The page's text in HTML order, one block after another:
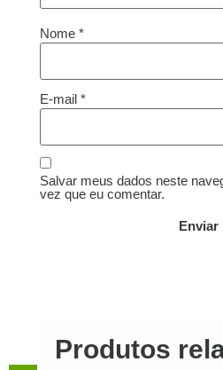
Nome *
E-mail *
Salvar meus dados neste
vez que eu comentar.
Produtos